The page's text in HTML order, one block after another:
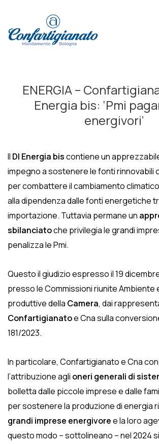
Principale
ENERGIA –
Energia bis: ‘Pmi
energivori’
Il Dl Energia biscontiene un
impegno a sostenere le fonti rinnovabili
per combattere il cambiamento
alla dipendenza dalle fonti energetiche
importazione. Tuttavia permane un
sbilanciatoche privilegia le grandi
penalizza le Pmi.
Questo il giudizio espresso il 19
presso le Commissioni riunite Ambiente
produttive della Camera, dai
Confartigianatoe Cna sulla
181/2023.
In particolare, Confartigianato e Cna
l’attribuzione agli oneri generali di
bolletta dalle piccole imprese e dalle
per sostenere la produzione di energia
grandi imprese energivoree la loro
questo modo – sottolineano – nel 2024